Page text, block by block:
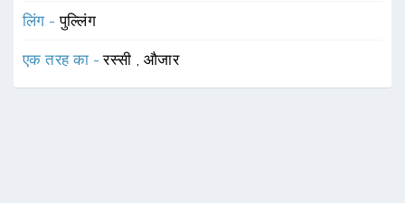
लिंग -पुल्लिंग
एक तरह का -रस्सी , औजार